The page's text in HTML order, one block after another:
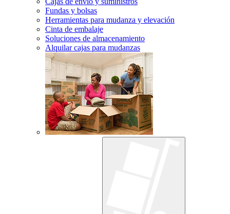
Fundas y bolsas
Herramientas para mudanza y elevación
Cinta de embalaje
Soluciones de almacenamiento
Alquilar cajas para mudanzas